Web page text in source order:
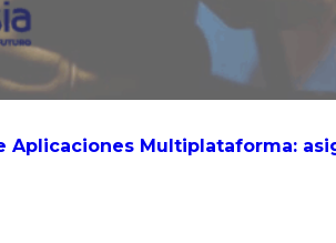
Aplicaciones Multiplataforma: